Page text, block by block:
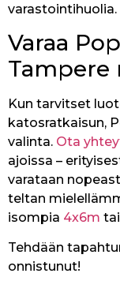
varastointihuolia.
Varaa
Tampere
Kun tarvitset
katosratkaisun,
valinta. Ota
ajoissa –
varataan
teltan
isompia 4x6m tai
Tehdään
onnistunut!